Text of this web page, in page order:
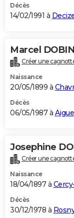
Décès
14/02/1991 à
Marcel
Créer une
Naissance
20/05/1899 à
Décès
06/05/1987 à
Josephine
Créer une
Naissance
18/04/1897 à
Décès
30/12/1978 à